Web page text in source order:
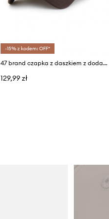
-15% z kodem: OFF*
47 brand czapka z daszkiem z dodatkiem wełny MLB New York Yankees
129,99 zł